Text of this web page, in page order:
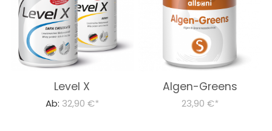
Level X
Ab: 32,90 €*
Algen-Greens
23,90 €*